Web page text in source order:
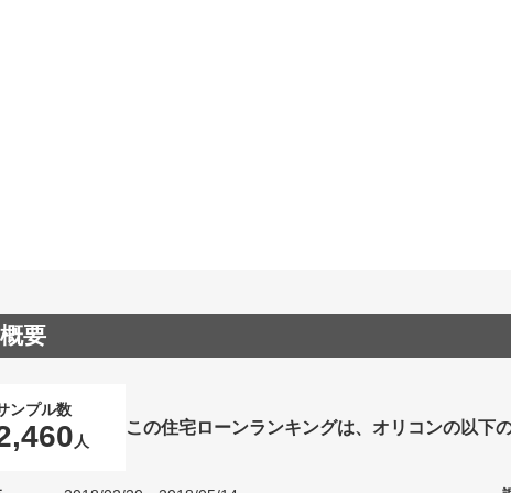
要
ンプル数
人
この住宅ローンランキングは、オリコンの以下